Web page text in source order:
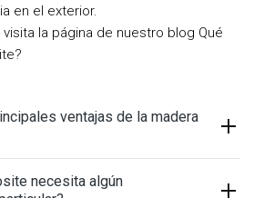
en el exterior.
la página de nuestro blog Qué
ventajas de la madera
necesita algún